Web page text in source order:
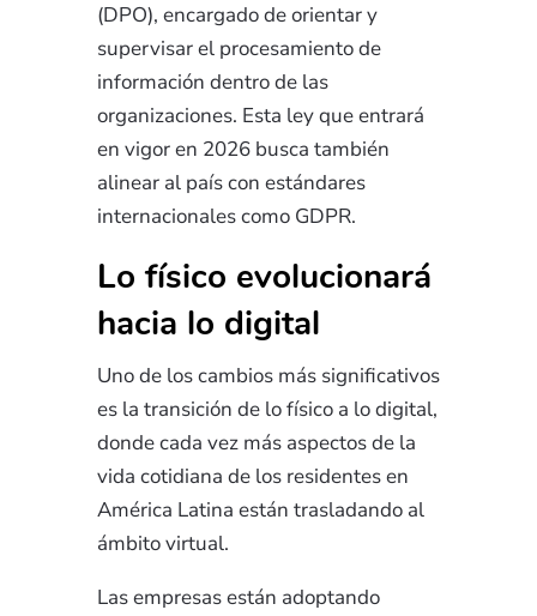
(DPO), encargado de orientar y
supervisar el procesamiento de
información dentro de las
organizaciones. Esta ley que entrará
en vigor en 2026 busca también
alinear al país con estándares
internacionales como GDPR.
Lo físico evolucionará
hacia lo digital
Uno de los cambios más significativos
es la transición de lo físico a lo digital,
donde cada vez más aspectos de la
vida cotidiana de los residentes en
América Latina están trasladando al
ámbito virtual.
Las empresas están adoptando